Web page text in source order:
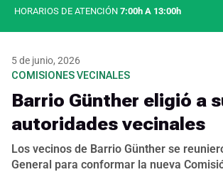
HORARIOS DE ATENCIÓN 7:00h A 13:00h
5 de junio, 2026
COMISIONES VECINALES
Barrio Günther eligió a
autoridades vecinales
Los vecinos de Barrio Günther se
General para conformar la nueva